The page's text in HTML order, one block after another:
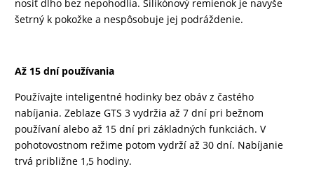
nosiť dlho bez nepohodlia. Silikónový remienok je navyše
šetrný k pokožke a nespôsobuje jej podráždenie.
Až 15 dní používania
Používajte inteligentné hodinky bez obáv z častého
nabíjania. Zeblaze GTS 3 vydržia až 7 dní pri bežnom
používaní alebo až 15 dní pri základných funkciách. V
pohotovostnom režime potom vydrží až 30 dní. Nabíjanie
trvá približne 1,5 hodiny.